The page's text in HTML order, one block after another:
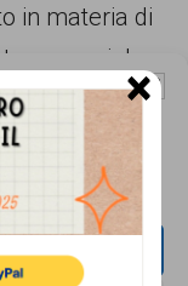
utilizza alcun cookie
in materia di
sociale e
europeo a
cittadini di
(direttiva n.
protezione
×